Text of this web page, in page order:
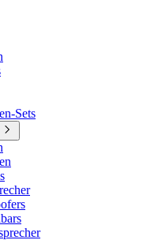
Sets